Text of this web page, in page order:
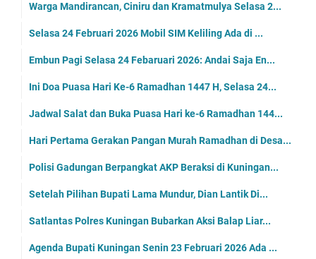
Warga Mandirancan, Ciniru dan Kramatmulya Selasa 2...
Selasa 24 Februari 2026 Mobil SIM Keliling Ada di ...
Embun Pagi Selasa 24 Febaruari 2026: Andai Saja En...
Ini Doa Puasa Hari Ke-6 Ramadhan 1447 H, Selasa 24...
Jadwal Salat dan Buka Puasa Hari ke-6 Ramadhan 144...
Hari Pertama Gerakan Pangan Murah Ramadhan di Desa...
Polisi Gadungan Berpangkat AKP Beraksi di Kuningan...
Setelah Pilihan Bupati Lama Mundur, Dian Lantik Di...
Satlantas Polres Kuningan Bubarkan Aksi Balap Liar...
Agenda Bupati Kuningan Senin 23 Februari 2026 Ada ...